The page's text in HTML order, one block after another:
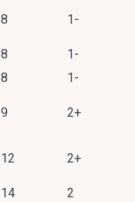
8 1-
8
1-
8 1-
9 2+
12 2+
14 2